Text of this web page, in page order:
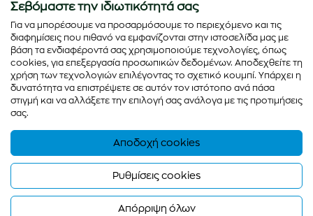
© Copyright 2026 - colorato.net All rights reserved
Powered byThinx - Running on
Σεβόμαστε την ιδιωτικότητά σας
Για να μπορέσουμε να προσαρμόσουμε το περιεχόμενο και τις
διαφημίσεις που πιθανό να εμφανίζονται στην ιστοσελίδα μας με
βάση τα ενδιαφέροντά σας χρησιμοποιούμε τεχνολογίες, όπως
cookies, για επεξεργασία προσωπικών δεδομένων. Αποδεχθείτε τη
χρήση των τεχνολογιών επιλέγοντας το σχετικό κουμπί. Υπάρχει η
δυνατότητα να επιστρέψετε σε αυτόν τον ιστότοπο ανά πάσα
στιγμή και να αλλάξετε την επιλογή σας ανάλογα με τις προτιμήσεις
σας.
Αποδοχή cookies
Ρυθμίσεις cookies
Απόρριψη όλων